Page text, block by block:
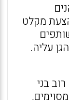
מקלט
עליה.
בני